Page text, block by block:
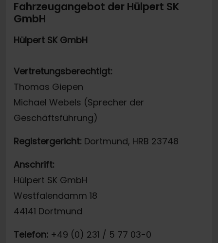
Fahrzeugangebot der Hülpert SK
GmbH
Hülpert SK GmbH
Vertretungsberechtigt:
Thomas Giepen
Michael Webels (Sprecher der
Geschäftsführung)
Registergericht: Dortmund, HRB 23748
Anschrift:
Hülpert SK GmbH
Westfalendamm 18
44141 Dortmund
Telefon: +49 (0) 231 / 5 77 03-0